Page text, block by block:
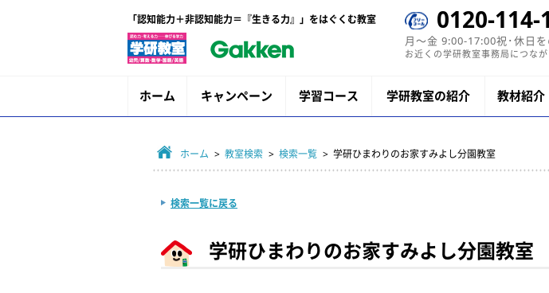
「認知能力＋非認知能力＝『生きる力』」をはぐくむ教室 0120-114-
月〜金 9:00-17:00祝･休日を
お近くの学研教室事務局につな
ホーム キャンペーン 学習コース 学研教室の紹介 教材紹介
ホーム > 教室検索 > 検索一覧 > 学研ひまわりのお家すみよし分園教室
検索一覧に戻る
学研ひまわりのお家すみよし分園教室